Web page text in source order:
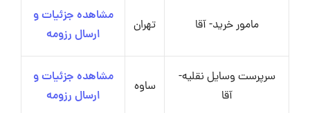
مامور خرید- آقا تهران
مشاهده جزئیات و
ارسال رزومه
سرپرست وسایل نقلیه-
آقا
ساوه
مشاهده جزئیات و
ارسال رزومه